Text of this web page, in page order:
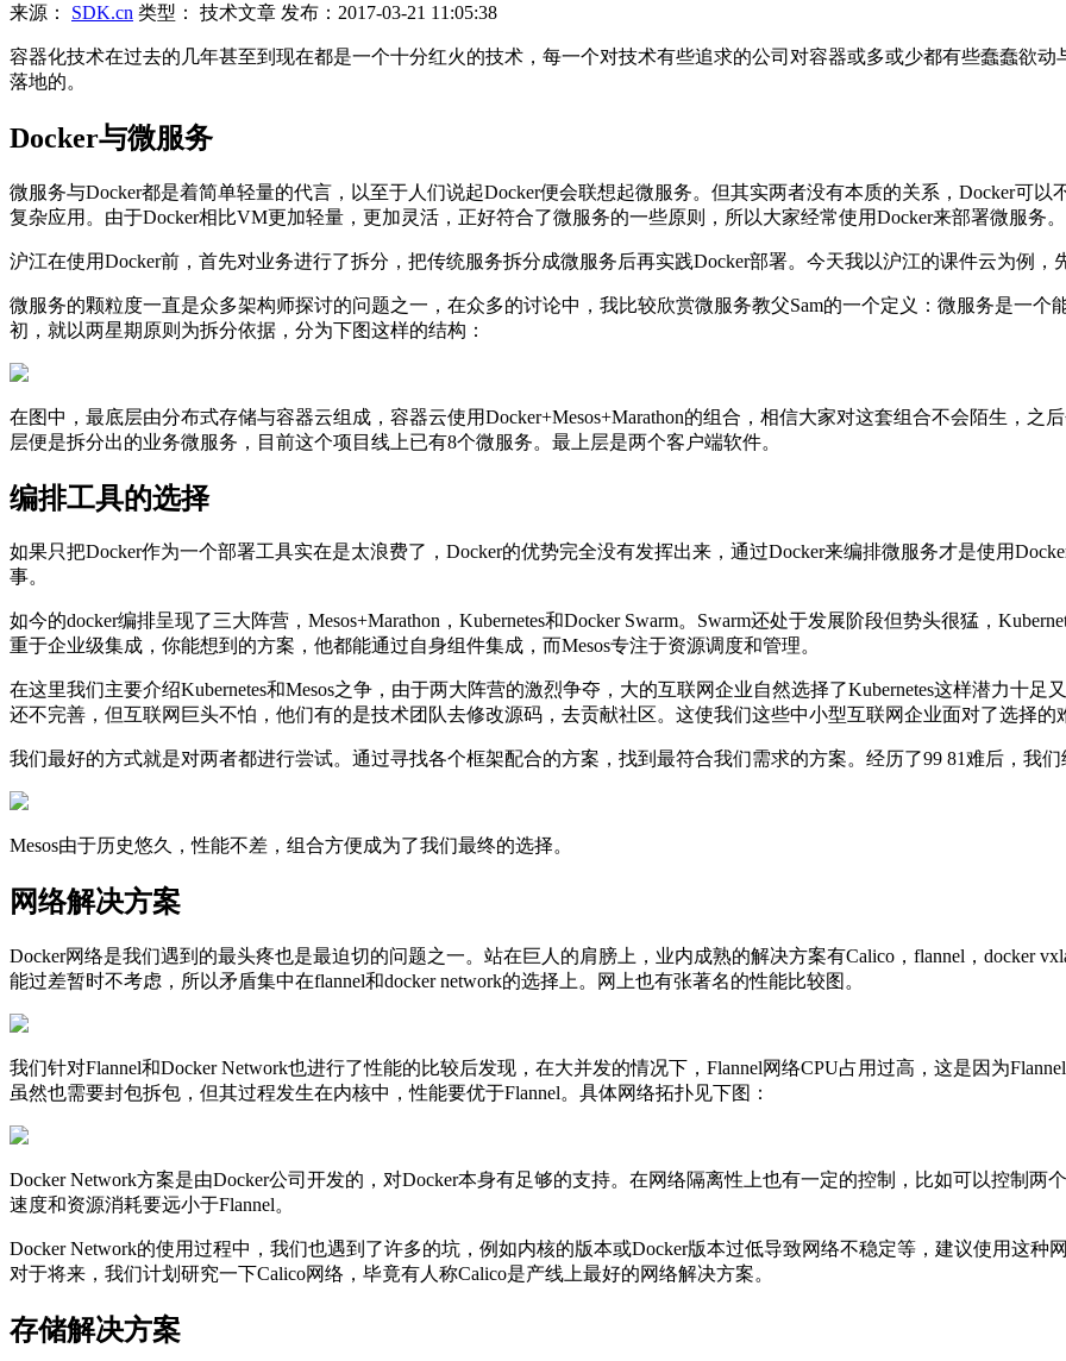
来源： SDK.cn 类型： 技术文章 发布： 2017-03-21 11:05:38
容器化技术在过去的几年甚至到现在都是一个十分红火的技术，每一个对技术有些追求的公司对容器或多或少都有些蠢蠢欲
落地的。
Docker与微服务
微服务与Docker都是着简单轻量的代言，以至于人们说起Docker便会联想起微服务。但其实两者没有本质的关系，Docker可
复杂应用。由于Docker相比VM更加轻量，更加灵活，正好符合了微服务的一些原则，所以大家经常使用Docker来部署微服务。
沪江在使用Docker前，首先对业务进行了拆分，把传统服务拆分成微服务后再实践Docker部署。今天我以沪江的课件云为例，
微服务的颗粒度一直是众多架构师探讨的问题之一，在众多的讨论中，我比较欣赏微服务教父Sam的一个定义：微服务是一
初，就以两星期原则为拆分依据，分为下图这样的结构：
在图中，最底层由分布式存储与容器云组成，容器云使用Docker+Mesos+Marathon的组合，相信大家对这套组合不会陌生，
层便是拆分出的业务微服务，目前这个项目线上已有8个微服务。最上层是两个客户端软件。
编排工具的选择
如果只把Docker作为一个部署工具实在是太浪费了，Docker的优势完全没有发挥出来，通过Docker来编排微服务才是使用
事。
如今的docker编排呈现了三大阵营，Mesos+Marathon，Kubernetes和Docker Swarm。Swarm还处于发展阶段但势头很猛，
重于企业级集成，你能想到的方案，他都能通过自身组件集成，而Mesos专注于资源调度和管理。
在这里我们主要介绍Kubernetes和Mesos之争，由于两大阵营的激烈争夺，大的互联网企业自然选择了Kubernetes这样潜力十
还不完善，但互联网巨头不怕，他们有的是技术团队去修改源码，去贡献社区。这使我们这些中小型互联网企业面对了选择的
我们最好的方式就是对两者都进行尝试。通过寻找各个框架配合的方案，找到最符合我们需求的方案。经历了99 81难后，我们
Mesos由于历史悠久，性能不差，组合方便成为了我们最终的选择。
网络解决方案
Docker网络是我们遇到的最头疼也是最迫切的问题之一。站在巨人的肩膀上，业内成熟的解决方案有Calico，flannel，docker
能过差暂时不考虑，所以矛盾集中在flannel和docker network的选择上。网上也有张著名的性能比较图。
我们针对Flannel和Docker Network也进行了性能的比较后发现，在大并发的情况下，Flannel网络CPU占用过高，这是因为
虽然也需要封包拆包，但其过程发生在内核中，性能要优于Flannel。具体网络拓扑见下图：
Docker Network方案是由Docker公司开发的，对Docker本身有足够的支持。在网络隔离性上也有一定的控制，比如可以控制两
速度和资源消耗要远小于Flannel。
Docker Network的使用过程中，我们也遇到了许多的坑，例如内核的版本或Docker版本过低导致网络不稳定等，建议使用这种
对于将来，我们计划研究一下Calico网络，毕竟有人称Calico是产线上最好的网络解决方案。
存储解决方案